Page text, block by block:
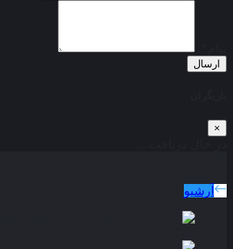
ارسال
×
آرشیو